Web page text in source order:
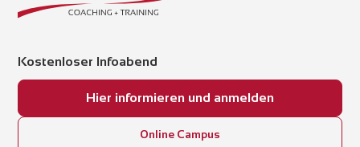
Kostenloser Infoabend
Hier informieren und anmelden
Online Campus